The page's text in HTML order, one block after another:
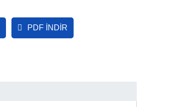
PDF İNDIR